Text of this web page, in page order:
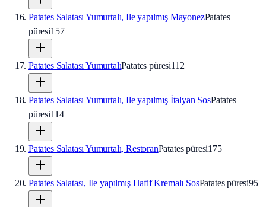
Patates Salatası Yumurtalı, Ile yapılmış MayonezPatates
püresi157
Patates Salatası YumurtalıPatates püresi112
Patates Salatası Yumurtalı, Ile yapılmış İtalyan SosPatates
püresi114
Patates Salatası Yumurtalı, RestoranPatates püresi175
Patates Salatası, Ile yapılmış Hafif Kremalı SosPatates püresi95